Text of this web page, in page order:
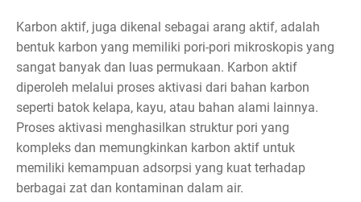
Karbon aktif, juga dikenal sebagai arang aktif, adalah
bentuk karbon yang memiliki pori-pori mikroskopis yang
sangat banyak dan luas permukaan. Karbon aktif
diperoleh melalui proses aktivasi dari bahan karbon
seperti batok kelapa, kayu, atau bahan alami lainnya.
Proses aktivasi menghasilkan struktur pori yang
kompleks dan memungkinkan karbon aktif untuk
memiliki kemampuan adsorpsi yang kuat terhadap
berbagai zat dan kontaminan dalam air.